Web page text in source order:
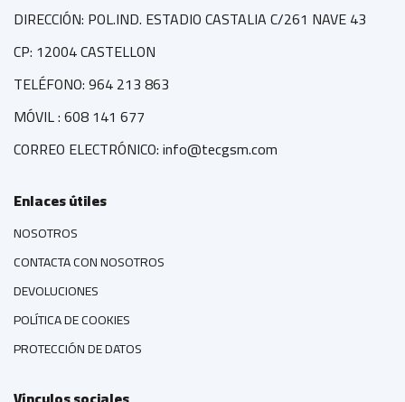
DIRECCIÓN: POL.IND. ESTADIO CASTALIA C/261 NAVE 43
CP: 12004 CASTELLON
TELÉFONO: 964 213 863
MÓVIL : 608 141 677
CORREO ELECTRÓNICO: info@tecgsm.com
Enlaces útiles
NOSOTROS
CONTACTA CON NOSOTROS
DEVOLUCIONES
POLÍTICA DE COOKIES
PROTECCIÓN DE DATOS